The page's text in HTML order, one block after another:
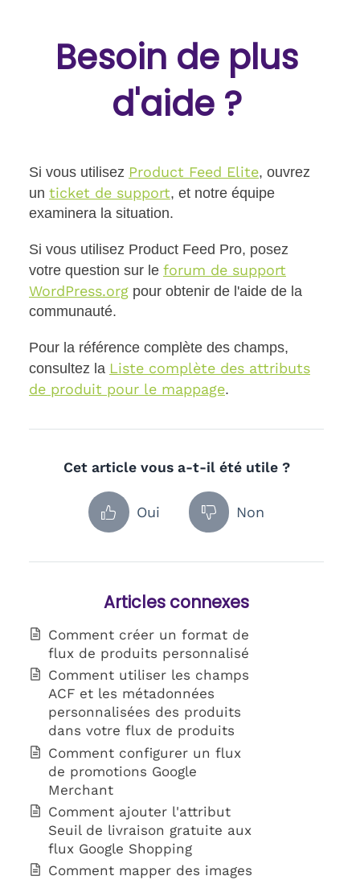
Besoin de plus
d'aide ?
Si vous utilisez Product Feed Elite, ouvrez
un ticket de support, et notre équipe
examinera la situation.
Si vous utilisez Product Feed Pro, posez
votre question sur le forum de support
WordPress.org pour obtenir de l'aide de la
communauté.
Pour la référence complète des champs,
consultez la Liste complète des attributs
de produit pour le mappage.
Cet article vous a-t-il été utile ?
Oui Non
Articles connexes
Comment créer un format de
flux de produits personnalisé
Comment utiliser les champs
ACF et les métadonnées
personnalisées des produits
dans votre flux de produits
Comment configurer un flux
de promotions Google
Merchant
Comment ajouter l'attribut
Seuil de livraison gratuite aux
flux Google Shopping
Comment mapper des images